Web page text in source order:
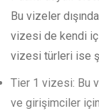
Bu vizeler
vizesi de kendi
vizesi türleri ise
Tier 1 vizesi: Bu
ve girişimciler